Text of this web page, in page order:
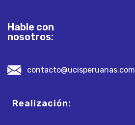
Hable con
nosotros:
contacto@ucisperuanas.com
Realización: